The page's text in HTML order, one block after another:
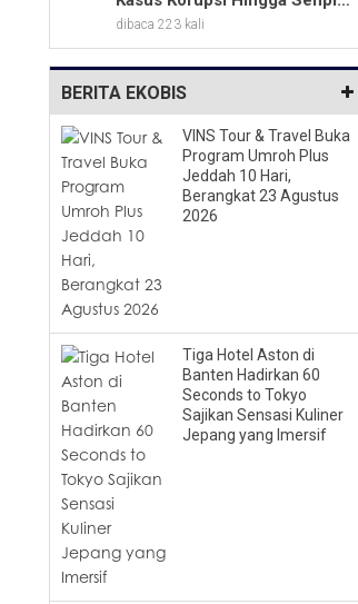
Ilegal*
dibaca 223 kali
BERITA EKOBIS
VINS Tour & Travel Buka
Program Umroh Plus
Jeddah 10 Hari,
Berangkat 23 Agustus
2026
Tiga Hotel Aston di
Banten Hadirkan 60
Seconds to Tokyo
Sajikan Sensasi Kuliner
Jepang yang Imersif